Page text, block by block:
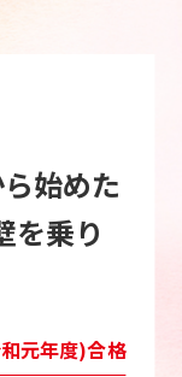
始めた
を乗り
元年度)合格